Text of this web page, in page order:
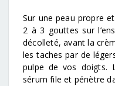
Sur une peau propre
2 à 3 gouttes sur
décolleté, avant la
les taches par de
pulpe de vos doigts.
sérum file et pénètre